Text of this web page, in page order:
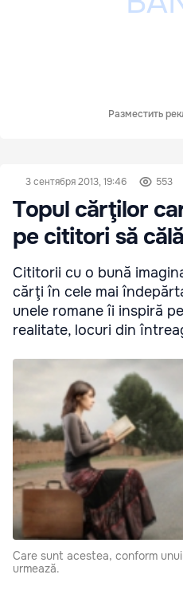
Разместить
3 сентября 2013, 19:46 553
Topul cărţilor
pe cititori să
Cititorii cu o bună
cărţi în cele mai
unele romane îi inspiră
realitate, locuri din
Care sunt acestea, conform
urmează.